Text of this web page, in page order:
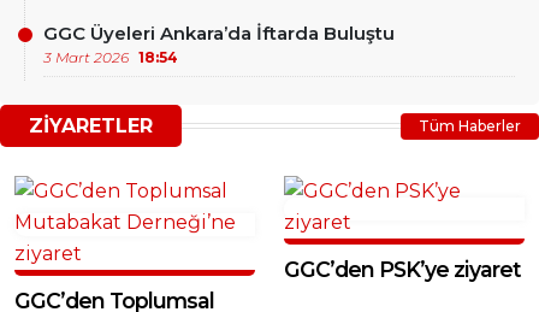
GGC Üyeleri Ankara’da İftarda Buluştu
3 Mart 2026 18:54
ZIYARETLER Tüm Haberler
GGC’den Toplumsal
GGC’den PSK’ye ziyaret